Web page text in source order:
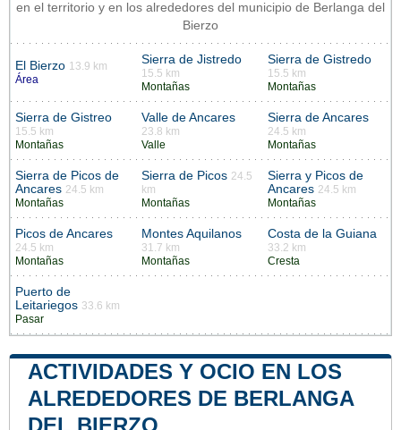
en el territorio y en los alrededores del municipio de Berlanga del
Bierzo
El Bierzo 13.9 km
Área
Sierra de Jistredo
15.5 km
Montañas
Sierra de Gistredo
15.5 km
Montañas
Sierra de Gistreo
15.5 km
Montañas
Valle de Ancares
23.8 km
Valle
Sierra de Ancares
24.5 km
Montañas
Sierra de Picos de
Ancares 24.5 km
Montañas
Sierra de Picos 24.5
km
Montañas
Sierra y Picos de
Ancares 24.5 km
Montañas
Picos de Ancares
24.5 km
Montañas
Montes Aquilanos
31.7 km
Montañas
Costa de la Guiana
33.2 km
Cresta
Puerto de
Leitariegos 33.6 km
Pasar
ACTIVIDADES Y OCIO EN LOS
ALREDEDORES DE BERLANGA